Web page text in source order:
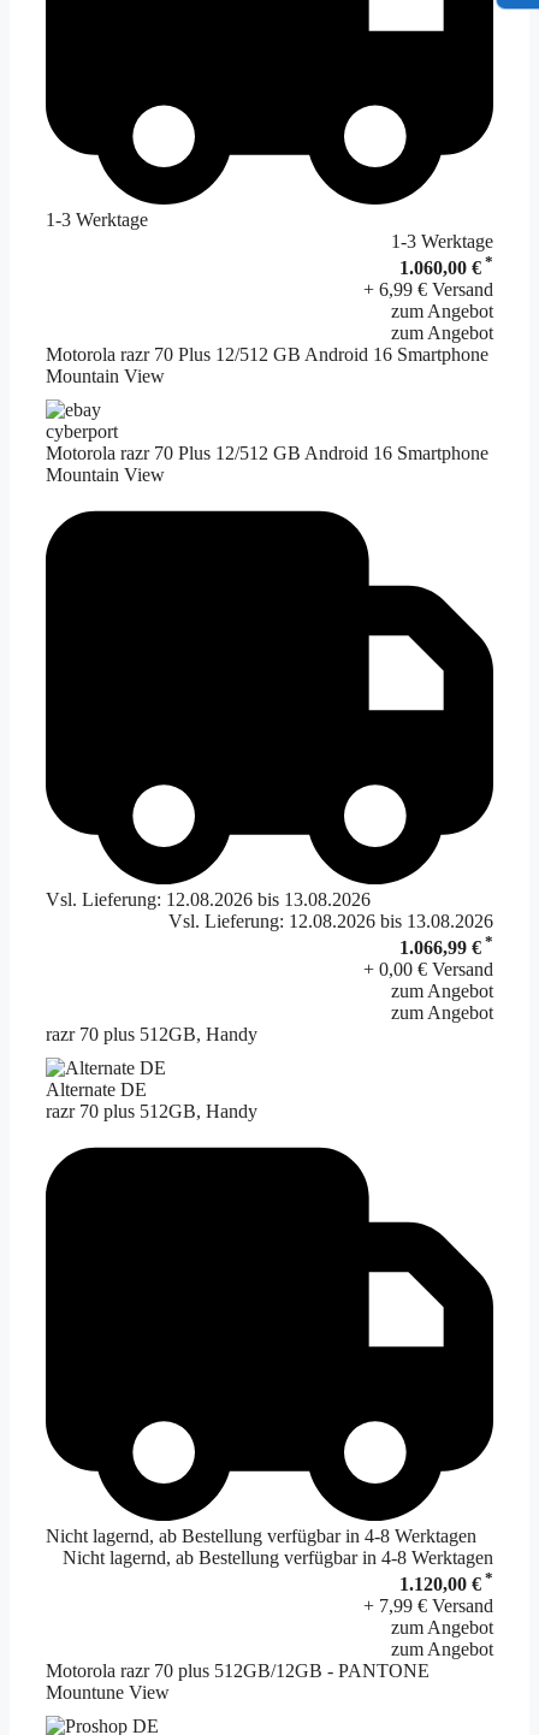
1-3 Werktage
1-3 Werktage
1.060,00 € *
+ 6,99 € Versand
zum Angebot
zum Angebot
Motorola razr 70 Plus 12/512 GB Android 16 Smartphone
Mountain View
cyberport
Motorola razr 70 Plus 12/512 GB Android 16 Smartphone
Mountain View
Vsl. Lieferung: 12.08.2026 bis 13.08.2026
Vsl. Lieferung: 12.08.2026 bis 13.08.2026
1.066,99 € *
+ 0,00 € Versand
zum Angebot
zum Angebot
razr 70 plus 512GB, Handy
Alternate DE
razr 70 plus 512GB, Handy
Nicht lagernd, ab Bestellung verfügbar in 4-8 Werktagen
Nicht lagernd, ab Bestellung verfügbar in 4-8 Werktagen
1.120,00 € *
+ 7,99 € Versand
zum Angebot
zum Angebot
Motorola razr 70 plus 512GB/12GB - PANTONE
Mountune View